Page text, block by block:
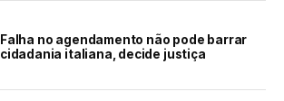
Falha no agendamento não pode barrar
cidadania italiana, decide justiça